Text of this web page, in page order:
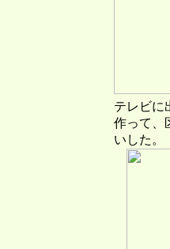
テレビに
作って、
いした。